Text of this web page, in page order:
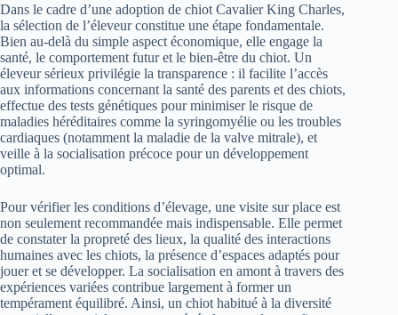
Dans le cadre d’une adoption de chiot Cavalier King Charles,
la sélection de l’éleveur constitue une étape fondamentale.
Bien au-delà du simple aspect économique, elle engage la
santé, le comportement futur et le bien-être du chiot. Un
éleveur sérieux privilégie la transparence : il facilite l’accès
aux informations concernant la santé des parents et des chiots,
effectue des tests génétiques pour minimiser le risque de
maladies héréditaires comme la syringomyélie ou les troubles
cardiaques (notamment la maladie de la valve mitrale), et
veille à la socialisation précoce pour un développement
optimal.
Pour vérifier les conditions d’élevage, une visite sur place est
non seulement recommandée mais indispensable. Elle permet
de constater la propreté des lieux, la qualité des interactions
humaines avec les chiots, la présence d’espaces adaptés pour
jouer et se développer. La socialisation en amont à travers des
expériences variées contribue largement à former un
tempérament équilibré. Ainsi, un chiot habitué à la diversité